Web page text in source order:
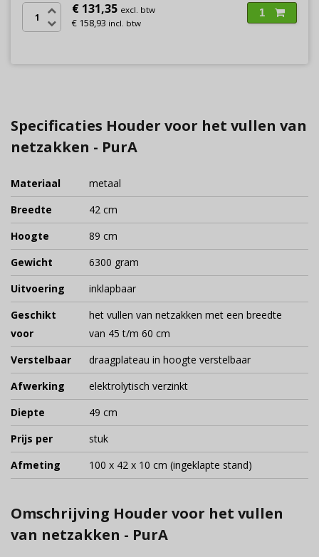
€ 131,35 excl. btw
€ 158,93 incl. btw
1
Specificaties Houder voor het vullen van
netzakken - PurA
Materiaal
metaal
Breedte
42 cm
Hoogte
89 cm
Gewicht
6300 gram
Uitvoering
inklapbaar
Geschikt
voor
het vullen van netzakken met een breedte
van 45 t/m 60 cm
Verstelbaar
draagplateau in hoogte verstelbaar
Afwerking
elektrolytisch verzinkt
Diepte
49 cm
Prijs per
stuk
Afmeting
100 x 42 x 10 cm (ingeklapte stand)
Omschrijving Houder voor het vullen
van netzakken - PurA